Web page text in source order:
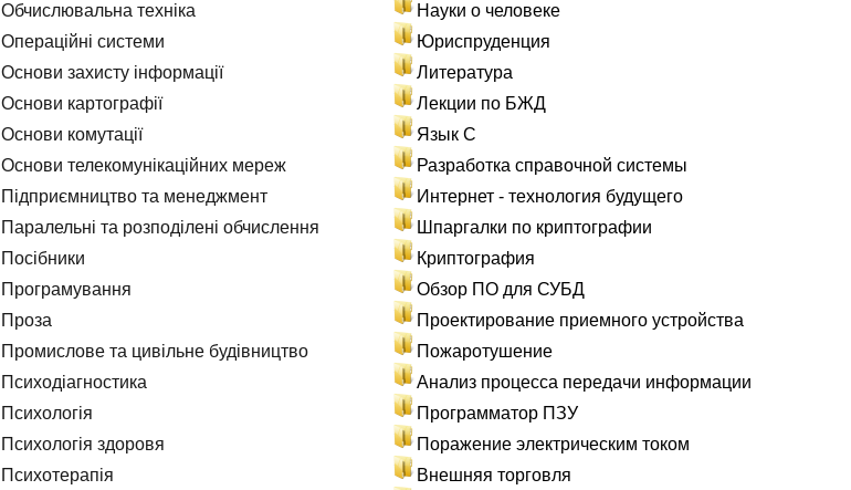
Обчислювальна техніка
Операційні системи
Основи захисту інформації
Основи картографії
Основи комутації
Основи телекомунікаційних мереж
Підприємництво та менеджмент
Паралельні та розподілені обчислення
Посібники
Програмування
Проза
Промислове та цивільне будівництво
Психодіагностика
Психологія
Психологія здоровя
Психотерапія
Науки о человеке
Юриспруденция
Литература
Лекции по БЖД
Язык С
Разработка справочной системы
Интернет - технология будущего
Шпаргалки по криптографии
Криптография
Обзор ПО для СУБД
Проектирование приемного устройства
Пожаротушение
Анализ процесса передачи информации
Программатор ПЗУ
Поражение электрическим током
Внешняя торговля